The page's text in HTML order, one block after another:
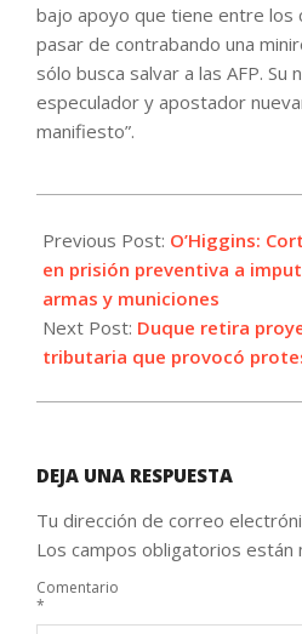
bajo apoyo que tiene entre los
pasar de contrabando una
sólo busca salvar a las AFP. Su
especulador y apostador
manifiesto”.
05-
02
Previous Post: O’Higgins:
en prisión preventiva a
armas y municiones
Next Post: Duque retira
tributaria que provocó
DEJA UNA RESPUESTA
Tu dirección de correo
Los campos obligatorios están
Comentario
*